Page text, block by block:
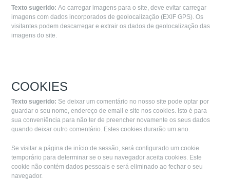
Texto sugerido:Ao carregar imagens para o site, deve evitar carregar
imagens com dados incorporados de geolocalização (EXIF GPS). Os
visitantes podem descarregar e extrair os dados de geolocalização das
imagens do site.
COOKIES
Texto sugerido: Se deixar um comentário no nosso site pode optar por
guardar o seu nome, endereço de email e site nos cookies. Isto é para
sua conveniência para não ter de preencher novamente os seus dados
quando deixar outro comentário. Estes cookies durarão um ano.
Se visitar a página de início de sessão, será configurado um cookie
temporário para determinar se o seu navegador aceita cookies. Este
cookie não contém dados pessoais e será eliminado ao fechar o seu
navegador.